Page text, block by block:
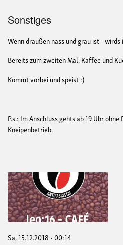
Sonstiges
Wenn draußen nass und grau ist -
Bereits zum zweiten Mal. Kaffee und
Kommt vorbei und speist :)
P.s.: Im Anschluss gehts ab 19 Uhr
Kneipenbetrieb.
Sa, 15.12.2018 - 00:14